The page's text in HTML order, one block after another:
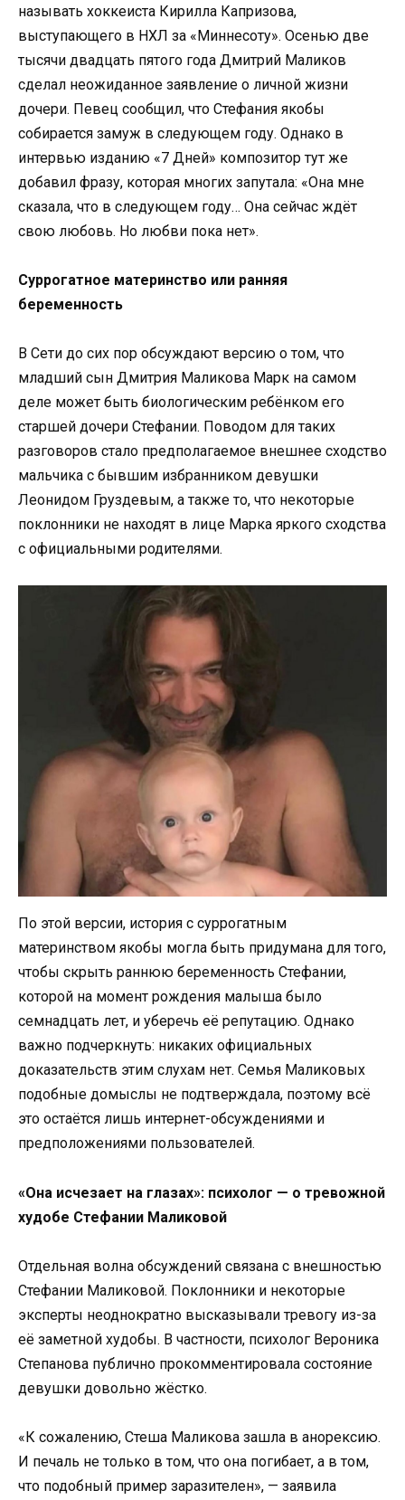
называть хоккеиста Кирилла Капризова,
выступающего в НХЛ за «Миннесоту». Осенью две
тысячи двадцать пятого года Дмитрий Маликов
сделал неожиданное заявление о личной жизни
дочери. Певец сообщил, что Стефания якобы
собирается замуж в следующем году. Однако в
интервью изданию «7 Дней» композитор тут же
добавил фразу, которая многих запутала: «Она мне
сказала, что в следующем году… Она сейчас ждёт
свою любовь. Но любви пока нет».
Суррогатное материнство или ранняя
беременность
В Сети до сих пор обсуждают версию о том, что
младший сын Дмитрия Маликова Марк на самом
деле может быть биологическим ребёнком его
старшей дочери Стефании. Поводом для таких
разговоров стало предполагаемое внешнее сходство
мальчика с бывшим избранником девушки
Леонидом Груздевым, а также то, что некоторые
поклонники не находят в лице Марка яркого сходства
с официальными родителями.
По этой версии, история с суррогатным
материнством якобы могла быть придумана для того,
чтобы скрыть раннюю беременность Стефании,
которой на момент рождения малыша было
семнадцать лет, и уберечь её репутацию. Однако
важно подчеркнуть: никаких официальных
доказательств этим слухам нет. Семья Маликовых
подобные домыслы не подтверждала, поэтому всё
это остаётся лишь интернет-обсуждениями и
предположениями пользователей.
«Она исчезает на глазах»: психолог — о тревожной
худобе Стефании Маликовой
Отдельная волна обсуждений связана с внешностью
Стефании Маликовой. Поклонники и некоторые
эксперты неоднократно высказывали тревогу из-за
её заметной худобы. В частности, психолог Вероника
Степанова публично прокомментировала состояние
девушки довольно жёстко.
«К сожалению, Стеша Маликова зашла в анорексию.
И печаль не только в том, что она погибает, а в том,
что подобный пример заразителен», — заявила